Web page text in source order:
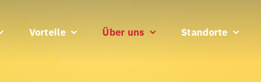
Vorteile Über uns Standorte